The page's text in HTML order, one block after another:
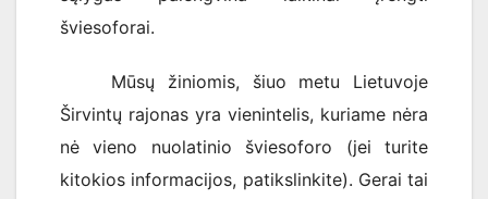
šviesoforai.
Mūsų žiniomis, šiuo metu Lietuvoje
Širvintų rajonas yra vienintelis, kuriame nėra
nė vieno nuolatinio šviesoforo (jei turite
kitokios informacijos, patikslinkite). Gerai tai